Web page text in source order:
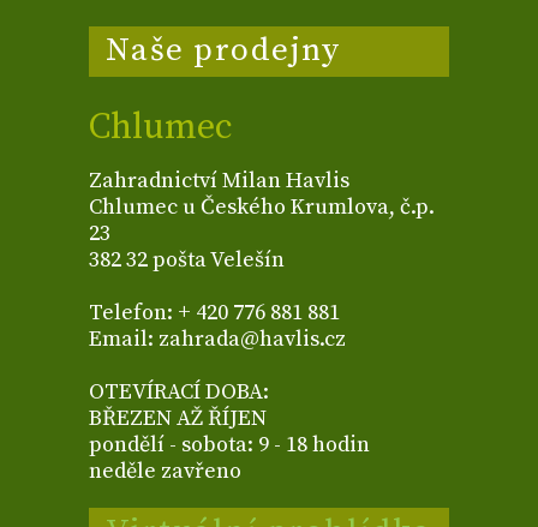
Naše prodejny
Chlumec
Zahradnictví Milan Havlis
Chlumec u Českého Krumlova, č.p.
23
382 32 pošta Velešín
Telefon: + 420 776 881 881
Email: zahrada@havlis.cz
OTEVÍRACÍ DOBA:
BŘEZEN AŽ ŘÍJEN
pondělí - sobota: 9 - 18 hodin
neděle zavřeno